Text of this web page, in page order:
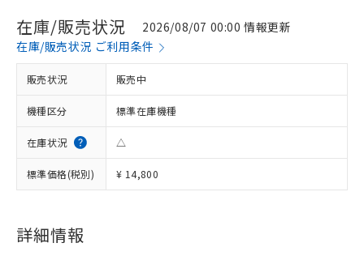
在庫/販売状況
2026/08/07 00:00 情報更新
在庫/販売状況 ご利用条件
販売状況 販売中
機種区分 標準在庫機種
在庫状況 △
標準価格(税別) ¥ 14,800
詳細情報